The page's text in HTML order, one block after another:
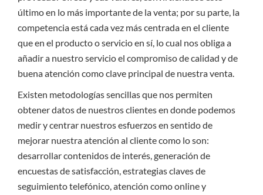
último en lo más importante de la venta; por su parte, la
competencia está cada vez más centrada en el cliente
que en el producto o servicio en sí, lo cual nos obliga a
añadir a nuestro servicio el compromiso de calidad y de
buena atención como clave principal de nuestra venta.
Existen metodologías sencillas que nos permiten
obtener datos de nuestros clientes en donde podemos
medir y centrar nuestros esfuerzos en sentido de
mejorar nuestra atención al cliente como lo son:
desarrollar contenidos de interés, generación de
encuestas de satisfacción, estrategias claves de
seguimiento telefónico, atención como online y